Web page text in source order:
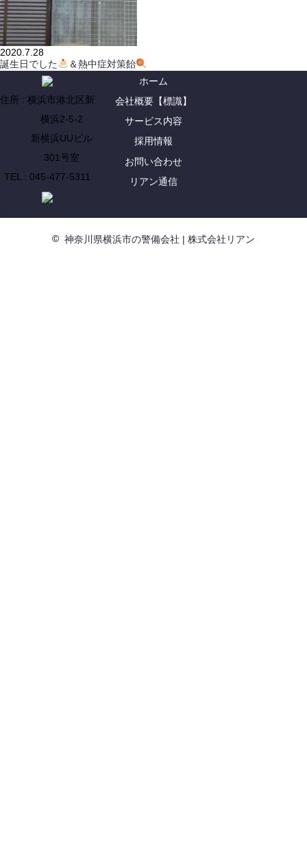
2020.7.28
誕生日でした
＆熱中症対策飴
住所 : 横浜市港北区新
横浜2-5-2
新横浜UUビル
301号室
TEL : 045-477-5311
ホーム
会社概要【標識】
サービス内容
採用情報
お問い合わせ
リアン通信
© 神奈川県横浜市の警備会社 | 株式会社リアン